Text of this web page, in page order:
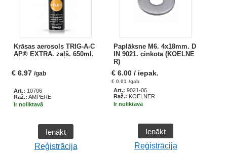
Krāsas aerosols TRIG-A-C
AP® EXTRA. zaļš. 650ml.
€ 6.97 /gab
Art.: 10706
Raž.: AMPERE
Ir noliktavā
Ienākt
Reģistrācija
Paplāksne M6. 4x18mm. D
IN 9021. cinkota (KOELNE
R)
€ 6.00 / iepak.
€ 0.01 /gab
Art.: 9021-06
Raž.: KOELNER
Ir noliktavā
Ienākt
Reģistrācija